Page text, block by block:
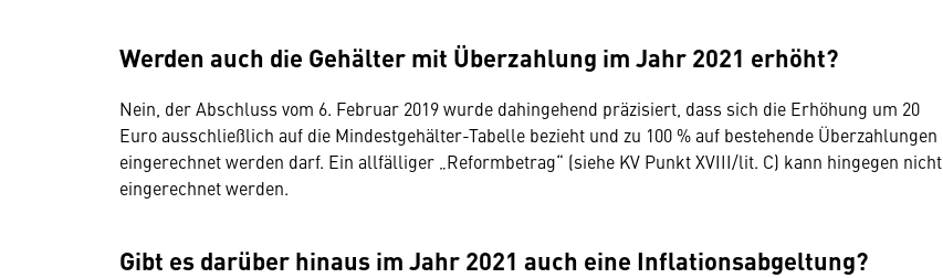
Werden auch die Gehälter mit Überzahlung im Jahr 2021 erhöht?
Nein, der Abschluss vom 6. Februar 2019 wurde dahingehend präzisiert, dass sich die Erhöhung um 20
Euro ausschließlich auf die Mindestgehälter-Tabelle bezieht und zu 100 % auf bestehende Überzahlungen
eingerechnet werden darf. Ein allfälliger „Reformbetrag“ (siehe KV Punkt XVIII/lit. C) kann hingegen nicht
eingerechnet werden.
Gibt es darüber hinaus im Jahr 2021 auch eine Inflationsabgeltung?